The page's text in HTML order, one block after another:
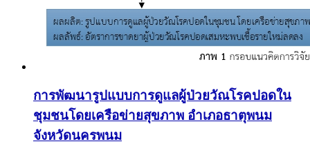
การพัฒนารูปแบบการดูแลผู้ป่วยวัณโรคปอดใน
ชุมชนโดยเครือข่ายสุขภาพ อำเภอธาตุพนม
จังหวัดนครพนม